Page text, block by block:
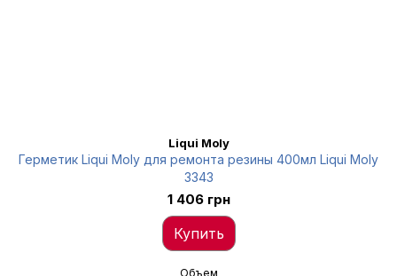
Liqui Moly
Герметик Liqui Moly для ремонта резины 400мл Liqui Moly
3343
1 406 грн
Купить
Объем